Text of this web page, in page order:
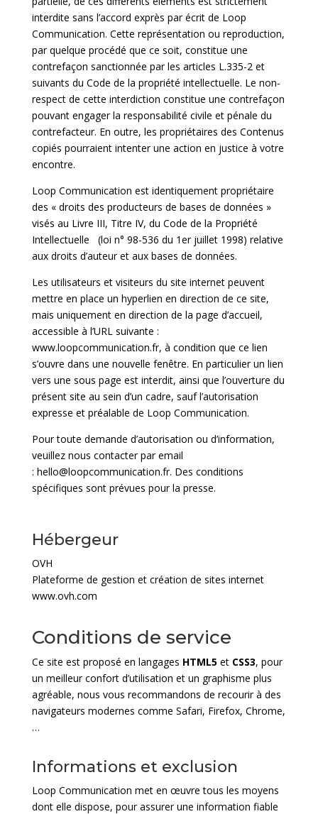
interdite sans l’accord exprès par écrit de Loop
Communication. Cette représentation ou reproduction,
par quelque procédé que ce soit, constitue une
contrefaçon sanctionnée par les articles L.335-2 et
suivants du Code de la propriété intellectuelle. Le non-
respect de cette interdiction constitue une contrefaçon
pouvant engager la responsabilité civile et pénale du
contrefacteur. En outre, les propriétaires des Contenus
copiés pourraient intenter une action en justice à votre
encontre.
Loop Communication est identiquement propriétaire
des « droits des producteurs de bases de données »
visés au Livre III, Titre IV, du Code de la Propriété
Intellectuelle
(loi n° 98-536 du 1er juillet 1998) relative
aux droits d’auteur et aux bases de données.
Les utilisateurs et visiteurs du site internet peuvent
mettre en place un hyperlien en direction de ce site,
mais uniquement en direction de la page d’accueil,
accessible à l’URL suivante :
www.loopcommunication.fr, à condition que ce lien
s’ouvre dans une nouvelle fenêtre. En particulier un lien
vers une sous page est interdit, ainsi que l’ouverture du
présent site au sein d’un cadre, sauf l’autorisation
expresse et préalable de Loop Communication.
Pour toute demande d’autorisation ou d’information,
veuillez nous contacter par email
: hello@loopcommunication.fr. Des conditions
spécifiques sont prévues pour la presse.
Hébergeur
OVH
Plateforme de gestion et création de sites internet
www.ovh.com
Conditions de service
Ce site est proposé en langages HTML5 et CSS3, pour
un meilleur confort d’utilisation et un graphisme plus
agréable, nous vous recommandons de recourir à des
navigateurs modernes comme Safari, Firefox, Chrome,
…
Informations et exclusion
Loop Communication met en œuvre tous les moyens
dont elle dispose, pour assurer une information fiable